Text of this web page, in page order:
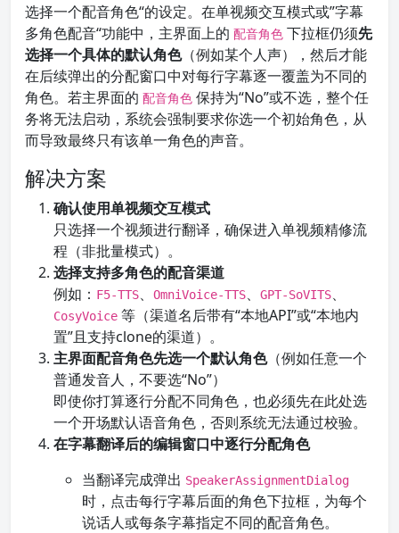
选择一个配音角色“的设定。在单视频交互模式或”字幕
多角色配音“功能中，主界面上的 配音角色 下拉框仍须先
选择一个具体的默认角色（例如某个人声），然后才能
在后续弹出的分配窗口中对每行字幕逐一覆盖为不同的
角色。若主界面的 配音角色 保持为“No”或不选，整个任
务将无法启动，系统会强制要求你选一个初始角色，从
而导致最终只有该单一角色的声音。
解决方案
确认使用单视频交互模式
只选择一个视频进行翻译，确保进入单视频精修流
程（非批量模式）。
选择支持多角色的配音渠道
例如： F5-TTS、 OmniVoice-TTS、 GPT-SoVITS、
CosyVoice 等（渠道名后带有“本地API”或“本地内
置”且支持clone的渠道）。
主界面配音角色先选一个默认角色（例如任意一个
普通发音人，不要选“No”）
即使你打算逐行分配不同角色，也必须先在此处选
一个开场默认语音角色，否则系统无法通过校验。
在字幕翻译后的编辑窗口中逐行分配角色
当翻译完成弹出 SpeakerAssignmentDialog
时，点击每行字幕后面的角色下拉框，为每个
说话人或每条字幕指定不同的配音角色。